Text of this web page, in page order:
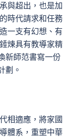
與超出，也是加
時代請求和任務
一支有幻想、有
煉具有教導家精
新師范書寫一份
劃。
相適應，將家國
體系，重塑中華